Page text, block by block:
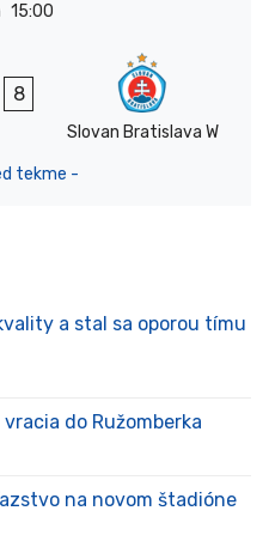
15:00
8
Slovan Bratislava W
tekme -
a stal sa oporou tímu
do Ružomberka
na novom štadióne